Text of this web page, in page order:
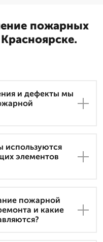
пожарных
и дефекты мы
используются
элементов
пожарной
и какие